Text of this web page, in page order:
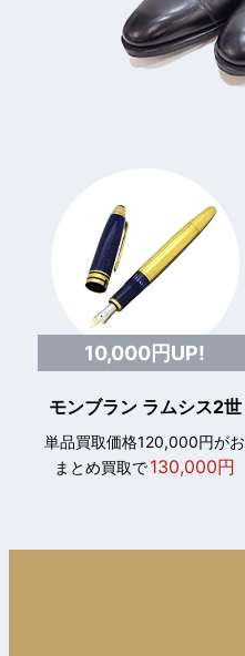
10,000円UP!
モンブラン ラムシス2世
単品買取価格120,000円がお
まとめ買取で130,000円